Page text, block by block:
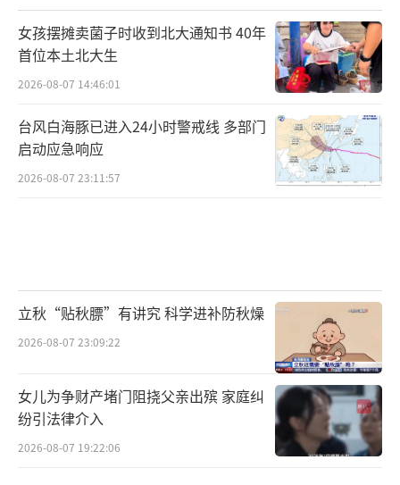
女孩摆摊卖菌子时收到北大通知书 40年
首位本土北大生
2026-08-07 14:46:01
台风白海豚已进入24小时警戒线 多部门
启动应急响应
2026-08-07 23:11:57
立秋“贴秋膘”有讲究 科学进补防秋燥
2026-08-07 23:09:22
女儿为争财产堵门阻挠父亲出殡 家庭纠
纷引法律介入
2026-08-07 19:22:06